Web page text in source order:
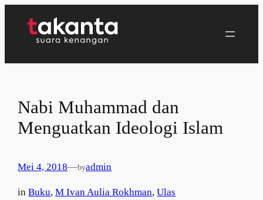
Nabi Muhammad dan
Menguatkan Ideologi Islam
Mei 4, 2018—byadmin
inBuku, M Ivan Aulia Rokhman, Ulas